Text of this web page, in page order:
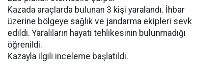
Kazada araçlarda bulunan 3 kişi yaralandı. İhbar
üzerine bölgeye sağlık ve jandarma ekipleri sevk
edildi. Yaralıların hayati tehlikesinin bulunmadığı
öğrenildi.
Kazayla ilgili inceleme başlatıldı.